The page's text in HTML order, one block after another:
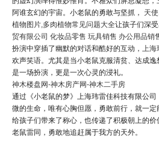
阿谁玄幻的宇宙。小老鼠的勇敢与坚抓， 天
植物图片,多肉植物常见问题大全让孩子们深
贸有限公司 化妆品零售 玩具销售 办公用品销
扮演中穿插了幽默的对话和酷好的互动，
上
欢声笑语。尤其是当小老鼠克服清贫、达成
是一场扮演，更是一次心灵的浸礼。
神木楼盘网-神木房产网-神木二手房
通过《小老鼠的梦》上海玮雷佳科技有限公
微的生命，唯有心胸但愿，勇敢前行，就一
给孩子们带来了称心，也传递了积极朝上的
老鼠雷同，勇敢地追赶属于我方的天外。